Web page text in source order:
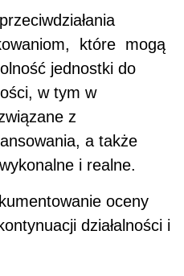
które mogą
jednostki do
w tym w
z
a także
i realne.
oceny
działalności i